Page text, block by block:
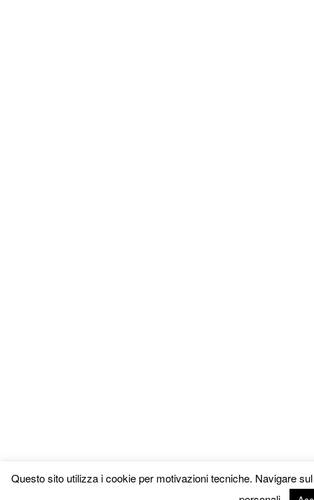
Questo sito utilizza i cookie per motivazioni tecniche. Navigare